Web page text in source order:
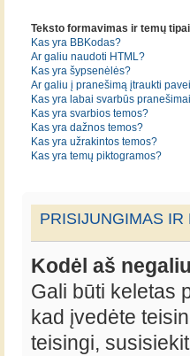
Teksto formavimas ir temų tipai
Kas yra BBKodas?
Ar galiu naudoti HTML?
Kas yra šypsenėlės?
Ar galiu į pranešimą įtraukti
Kas yra labai svarbūs
Kas yra svarbios temos?
Kas yra dažnos temos?
Kas yra užrakintos temos?
Kas yra temų piktogramos?
PRISIJUNGIMAS IR
Kodėl aš
Gali būti keletas
kad įvedėte
teisingi,